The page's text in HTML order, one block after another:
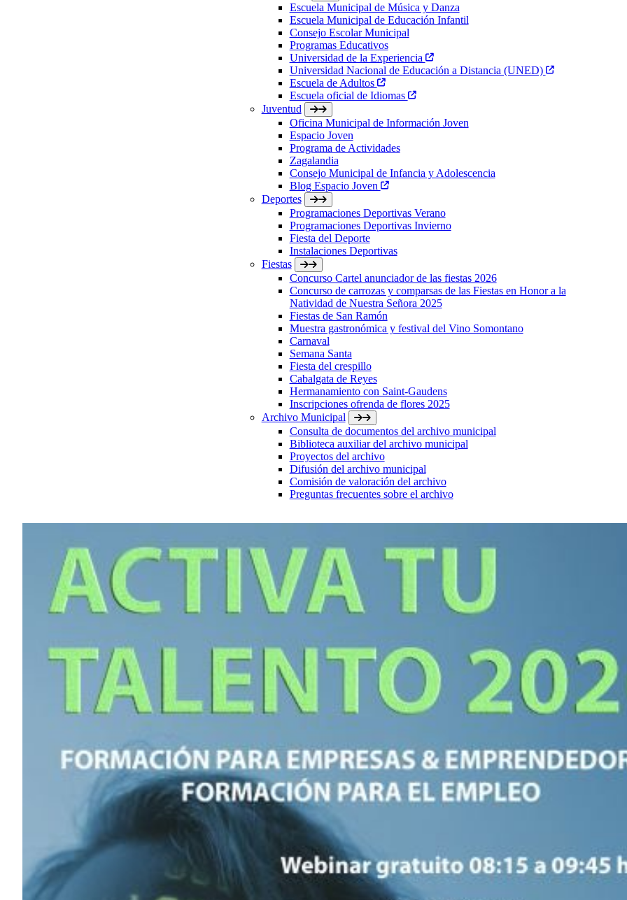
Escuela Municipal de Música y Danza
Escuela Municipal de Educación Infantil
Consejo Escolar Municipal
Programas Educativos
Universidad de la Experiencia
Universidad Nacional de Educación a Distancia (UNED)
Escuela de Adultos
Escuela oficial de Idiomas
Juventud
Oficina Municipal de Información Joven
Espacio Joven
Programa de Actividades
Zagalandia
Consejo Municipal de Infancia y Adolescencia
Blog Espacio Joven
Deportes
Programaciones Deportivas Verano
Programaciones Deportivas Invierno
Fiesta del Deporte
Instalaciones Deportivas
Fiestas
Concurso Cartel anunciador de las fiestas 2026
Concurso de carrozas y comparsas de las Fiestas en Honor a la
Natividad de Nuestra Señora 2025
Fiestas de San Ramón
Muestra gastronómica y festival del Vino Somontano
Carnaval
Semana Santa
Fiesta del crespillo
Cabalgata de Reyes
Hermanamiento con Saint-Gaudens
Inscripciones ofrenda de flores 2025
Archivo Municipal
Consulta de documentos del archivo municipal
Biblioteca auxiliar del archivo municipal
Proyectos del archivo
Difusión del archivo municipal
Comisión de valoración del archivo
Preguntas frecuentes sobre el archivo